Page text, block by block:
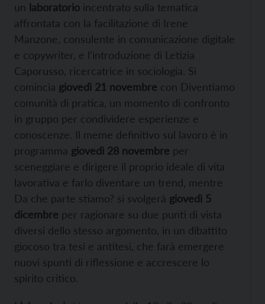
un laboratorio incentrato sulla tematica
affrontata con la facilitazione di Irene
Manzone, consulente in comunicazione digitale
e copywriter, e l’introduzione di Letizia
Caporusso, ricercatrice in sociologia. Si
comincia giovedì 21 novembre con Diventiamo
comunità di pratica, un momento di confronto
in gruppo per condividere esperienze e
conoscenze. Il meme definitivo sul lavoro è in
programma giovedì 28 novembre per
sceneggiare e dirigere il proprio ideale di vita
lavorativa e farlo diventare un trend, mentre
Da che parte stiamo? si svolgerà giovedì 5
dicembre per ragionare su due punti di vista
diversi dello stesso argomento, in un dibattito
giocoso tra tesi e antitesi, che farà emergere
nuovi spunti di riflessione e accrescere lo
spirito critico.